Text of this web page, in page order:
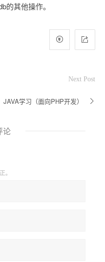
的其他操作。
Next Post
JAVA学习（面向PHP开发）
论
。